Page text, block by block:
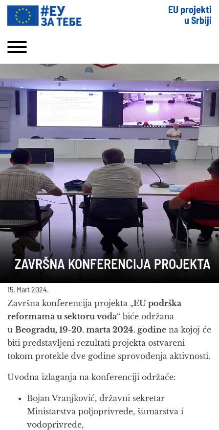
EU projekti
u Srbiji
ZAVRŠNA KONFERENCIJA PROJEKTA
15. Mart 2024.
Završna konferencija projekta „EU podrška
reformama u sektoru voda“ biće održana
u Beogradu, 19-20. marta 2024. godine na kojoj će
biti predstavljeni rezultati projekta ostvareni
tokom protekle dve godine sprovođenja aktivnosti.
Uvodna izlaganja na konferenciji održaće:
Bojan Vranjković, državni sekretar
Ministarstva poljoprivrede, šumarstva i
vodoprivrede,